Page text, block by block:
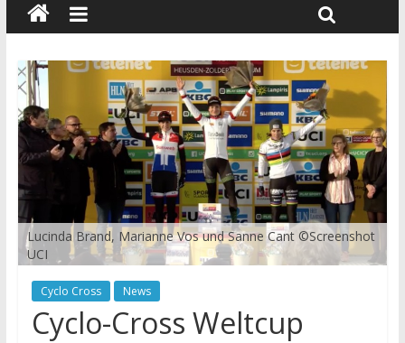
Lucinda Brand, Marianne Vos und Sanne Cant ©Screenshot
UCI
Cyclo Cross News
Cyclo-Cross Weltcup